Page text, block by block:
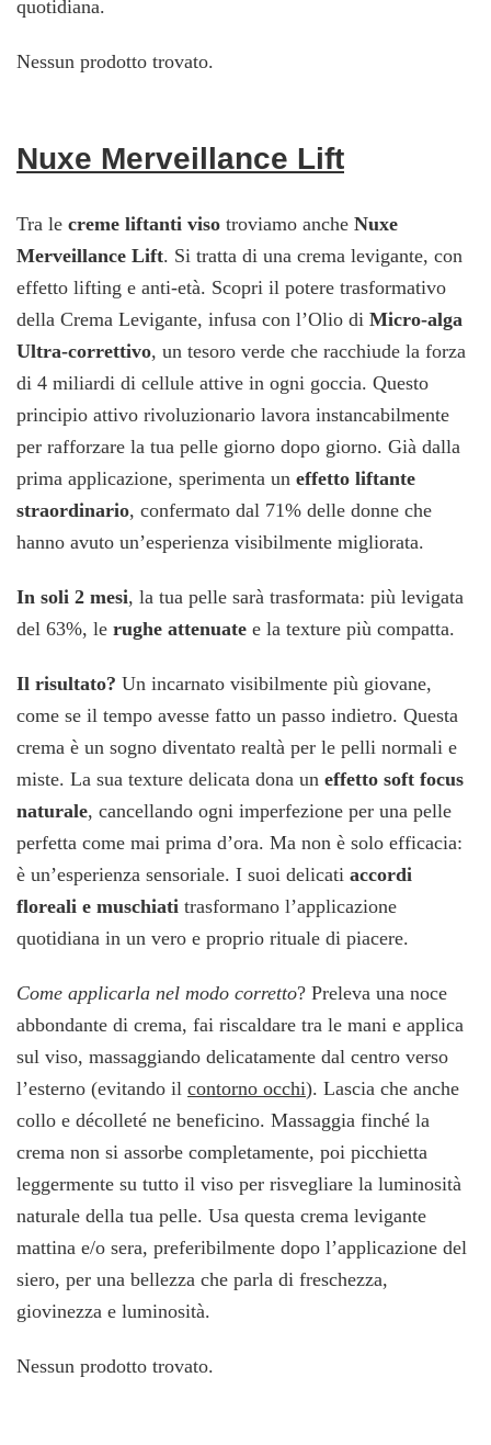
quotidiana.
Nessun prodotto trovato.
Nuxe Merveillance Lift
Tra le creme liftanti viso troviamo anche Nuxe
Merveillance Lift. Si tratta di una crema levigante, con
effetto lifting e anti-età. Scopri il potere trasformativo
della Crema Levigante, infusa con l’Olio di Micro-alga
Ultra-correttivo, un tesoro verde che racchiude la forza
di 4 miliardi di cellule attive in ogni goccia. Questo
principio attivo rivoluzionario lavora instancabilmente
per rafforzare la tua pelle giorno dopo giorno. Già dalla
prima applicazione, sperimenta un effetto liftante
straordinario, confermato dal 71% delle donne che
hanno avuto un’esperienza visibilmente migliorata.
In soli 2 mesi, la tua pelle sarà trasformata: più levigata
del 63%, le rughe attenuate e la texture più compatta.
Il risultato? Un incarnato visibilmente più giovane,
come se il tempo avesse fatto un passo indietro. Questa
crema è un sogno diventato realtà per le pelli normali e
miste. La sua texture delicata dona un effetto soft focus
naturale, cancellando ogni imperfezione per una pelle
perfetta come mai prima d’ora. Ma non è solo efficacia:
è un’esperienza sensoriale. I suoi delicati accordi
floreali e muschiati trasformano l’applicazione
quotidiana in un vero e proprio rituale di piacere.
Come applicarla nel modo corretto? Preleva una noce
abbondante di crema, fai riscaldare tra le mani e applica
sul viso, massaggiando delicatamente dal centro verso
l’esterno (evitando il contorno occhi). Lascia che anche
collo e décolleté ne beneficino. Massaggia finché la
crema non si assorbe completamente, poi picchietta
leggermente su tutto il viso per risvegliare la luminosità
naturale della tua pelle. Usa questa crema levigante
mattina e/o sera, preferibilmente dopo l’applicazione del
siero, per una bellezza che parla di freschezza,
giovinezza e luminosità.
Nessun prodotto trovato.